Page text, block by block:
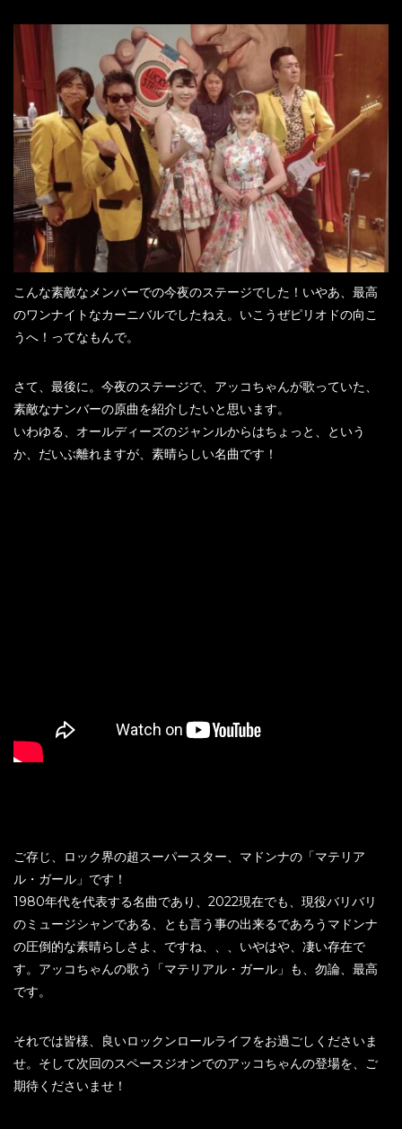
こんな素敵なメンバーでの今夜のステージでした！いやあ、最高
のワンナイトなカーニバルでしたねえ。いこうぜピリオドの向こ
うへ！ってなもんで。
さて、最後に。今夜のステージで、アッコちゃんが歌っていた、
素敵なナンバーの原曲を紹介したいと思います。
いわゆる、オールディーズのジャンルからはちょっと、という
か、だいぶ離れますが、素晴らしい名曲です！
ご存じ、ロック界の超スーパースター、マドンナの「マテリア
ル・ガール」です！
1980年代を代表する名曲であり、2022現在でも、現役バリバリ
のミュージシャンである、とも言う事の出来るであろうマドンナ
の圧倒的な素晴らしさよ、ですね、、、いやはや、凄い存在で
す。アッコちゃんの歌う「マテリアル・ガール」も、勿論、最高
です。
それでは皆様、良いロックンロールライフをお過ごしくださいま
せ。そして次回のスペースジオンでのアッコちゃんの登場を、ご
期待くださいませ！